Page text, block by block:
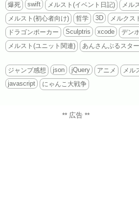
爆死
swift メルスト(イベント日記)
メル
メルスト(初心者向け)
哲学 3D
メルクス
ドラゴンポーカー
Sculptris xcode
デン
メルスト(ユニット関連)
あんさんぶるスタ
ジャンプ感想
json jQuery アニメ
メル
javascript
にゃんこ大戦争
** 広告 **